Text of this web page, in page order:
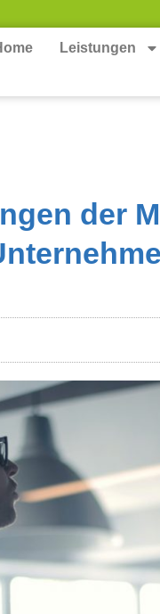
Leistungen
der